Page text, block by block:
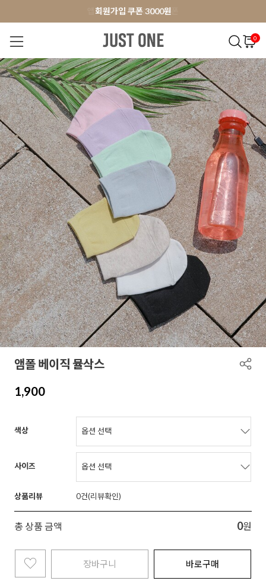
앱 다운로드 10% 할인쿠폰
회원가입 쿠폰 3000원
앱 다운로드 10% 할인쿠폰
0
NEW 7% BEST 오늘출발 MADE . J 상의 팬츠 아
앰폴 베이직 뮬삭스
1,900
색상
사이즈
상품리뷰 0
총 상품 금액 0원
장바구니 바로구매